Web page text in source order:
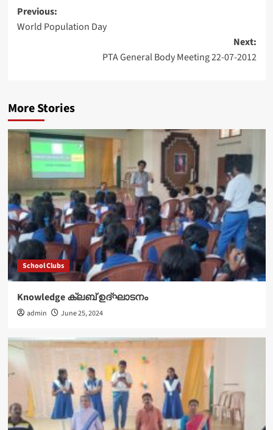
Post
navigation
Previous:
World Population Day
Next:
PTA General Body Meeting 22-07-2012
More Stories
School Clubs
Knowledge ക്ലബ് ഉദ്‌ഘാടനം
admin June 25, 2024